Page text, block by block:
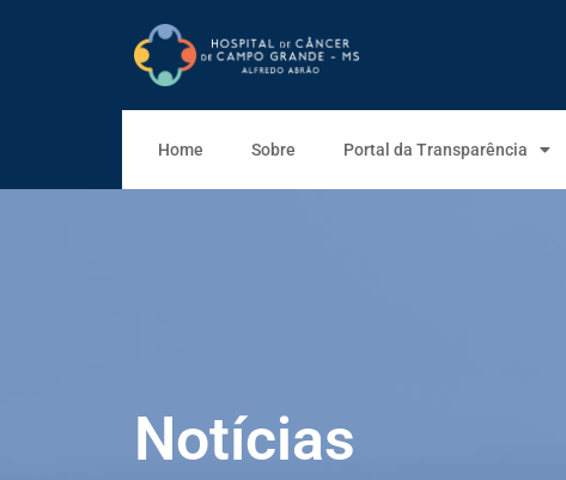
Home Sobre Portal da Transparência
Notícias